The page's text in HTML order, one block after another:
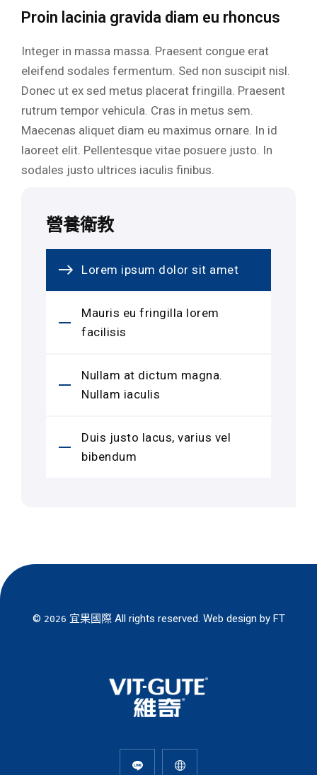
Proin lacinia gravida diam eu rhoncus
Integer in massa massa. Praesent congue erat
eleifend sodales fermentum. Sed non suscipit nisl.
Donec ut ex sed metus placerat fringilla. Praesent
rutrum tempor vehicula. Cras in metus sem.
Maecenas aliquet diam eu maximus ornare. In id
laoreet elit. Pellentesque vitae posuere justo. In
sodales justo ultrices iaculis finibus.
營養衛教
Lorem ipsum dolor sit amet
Mauris eu fringilla lorem
facilisis
Nullam at dictum magna.
Nullam iaculis
Duis justo lacus, varius vel
bibendum
© 2026 宜果國際All rights reserved. Web design by FT